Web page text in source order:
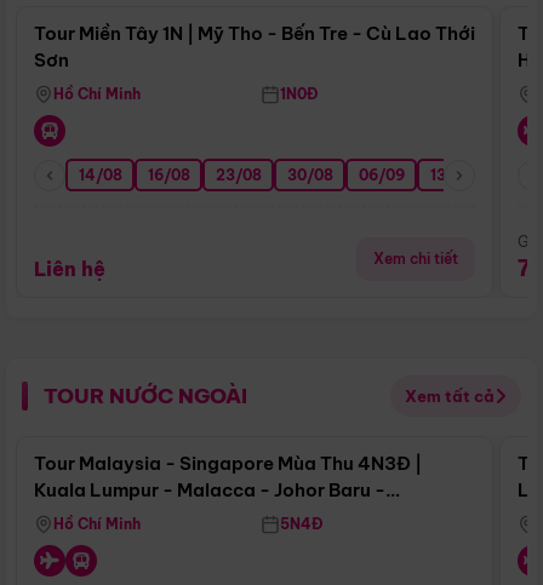
Tour Miền Tây 1N | Mỹ Tho - Bến Tre - Cù Lao Thới
Sơn
Hồ Chí Minh 1N0Đ
14/08 16/08 23/08 30/08 06/09 13/09
Liên hệ Xem chi tiết
TOUR NƯỚC NGOÀI Xem tất cả
Điểm nổi bật
Tour Malaysia - Singapore Mùa Thu 4N3Đ |
Kuala Lumpur - Malacca - Johor Baru -
Singapore
Hồ Chí Minh 5N4Đ